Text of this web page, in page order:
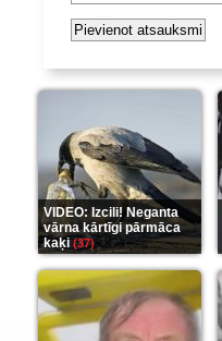
VIDEO: Izcili! Neganta
vārna kārtīgi pārmāca
kaķi(37)